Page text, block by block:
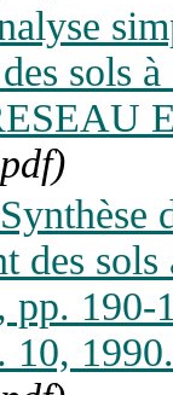
sols
des
pp.
10, 1990.